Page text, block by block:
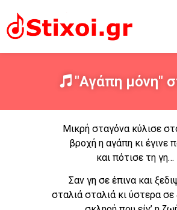
"Αγάπη μόνη"
Μικρή σταγόνα κύλισε
βροχή η αγάπη κι έγινε
και πότισε τη γη…
Σαν γη σε έπινα και
σταλιά σταλιά κι ύστερα